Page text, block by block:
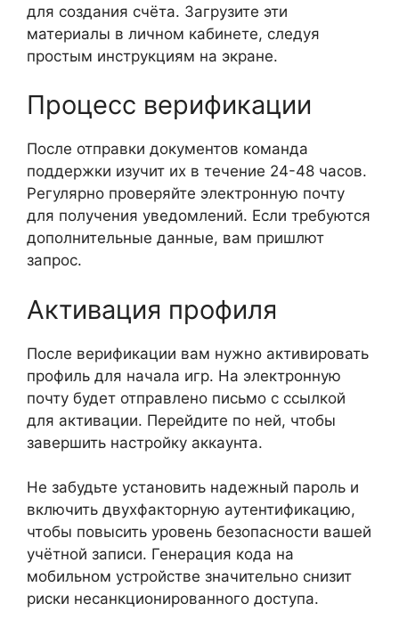
для создания счёта. Загрузите эти
материалы в личном кабинете, следуя
простым инструкциям на экране.
Процесс верификации
После отправки документов команда
поддержки изучит их в течение 24-48 часов.
Регулярно проверяйте электронную почту
для получения уведомлений. Если требуются
дополнительные данные, вам пришлют
запрос.
Активация профиля
После верификации вам нужно активировать
профиль для начала игр. На электронную
почту будет отправлено письмо с ссылкой
для активации. Перейдите по ней, чтобы
завершить настройку аккаунта.
Не забудьте установить надежный пароль и
включить двухфакторную аутентификацию,
чтобы повысить уровень безопасности вашей
учётной записи. Генерация кода на
мобильном устройстве значительно снизит
риски несанкционированного доступа.